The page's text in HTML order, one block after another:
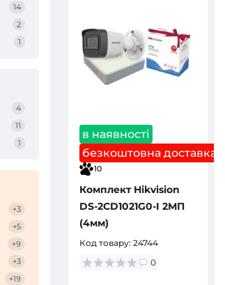
14
2
1
4
11
1
+3
+5
+9
+3
+19
в наявності
безкоштовна доставка
10
Комплект Hikvision
DS-2CD1021G0-I 2МП
(4мм)
Код товару: 24744
0